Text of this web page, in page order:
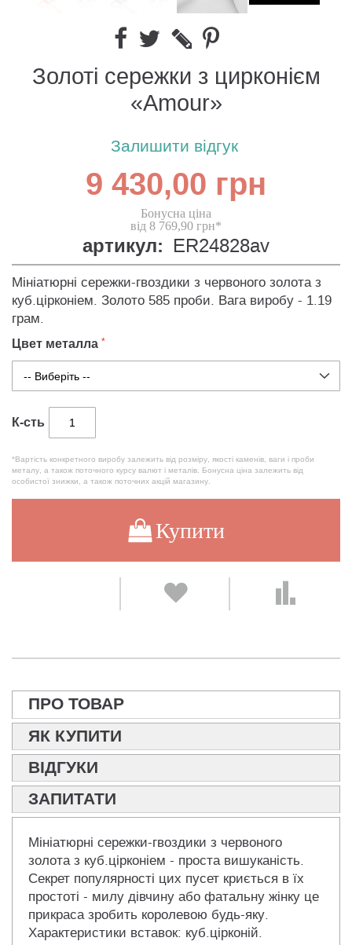
Золоті сережки з цирконієм
«Amour»
Залишити відгук
9 430,00 грн
Бонусна ціна
від 8 769,90 грн*
артикул: ER24828av
Мініатюрні сережки-гвоздики з червоного золота з
куб.цірконіем. Золото 585 проби. Вага виробу - 1.19
грам.
Цвет металла
К-сть
*Вартість конкретного виробу залежить від розміру, якості каменів, ваги і проби
металу, а також поточного курсу валют і металів. Бонусна ціна залежить від
особистої знижки, а також поточних акцій магазину.
Купити
ПРО ТОВАР
ЯК КУПИТИ
ВІДГУКИ
ЗАПИТАТИ
Мініатюрні сережки-гвоздики з червоного
золота з куб.цірконіем - проста вишуканість.
Секрет популярності цих пусет криється в їх
простоті - милу дівчину або фатальну жінку це
прикраса зробить королевою будь-яку.
Характеристики вставок: куб.цірконій.